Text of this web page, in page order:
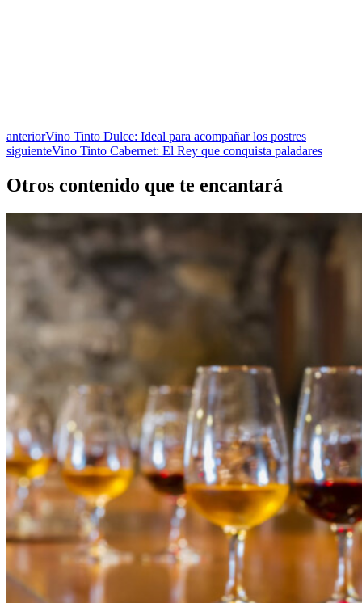
anteriorVino Tinto Dulce: Ideal para acompañar los postres
siguienteVino Tinto Cabernet: El Rey que conquista paladares
Otros contenido que te encantará